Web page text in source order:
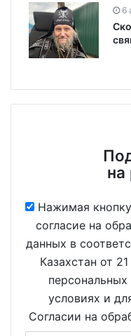
6
на
Нажимая
согласие на
данных в
Казахстан от
условиях и
Согласии на